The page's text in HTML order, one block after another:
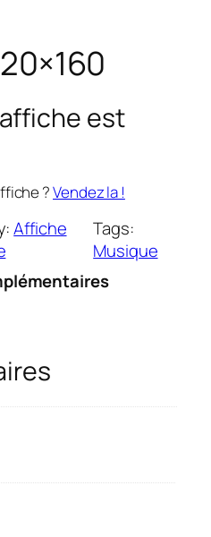
est
?Vendez la !
Affiche
Tags:
Musique